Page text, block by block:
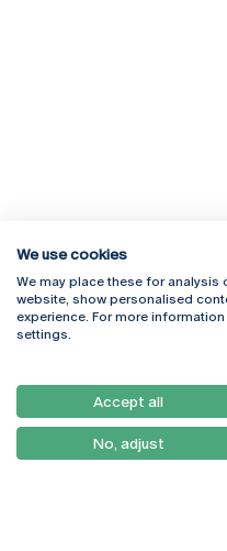
Rua Diogo Botelho 1327
4169-005 Porto
+351 226 196 240
We use cookies
We may place these for
website, show personalised
experience. For more
settings.
Accept all
No, adjust